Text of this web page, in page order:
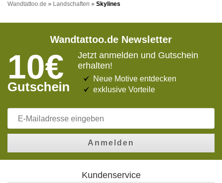
Wandtattoo.de » Landschaften » Skylines
Wandtattoo.de Newsletter
10€
Gutschein
Jetzt anmelden und Gutschein
erhalten!
Neue Motive entdecken
exklusive Vorteile
Anmelden
Kundenservice